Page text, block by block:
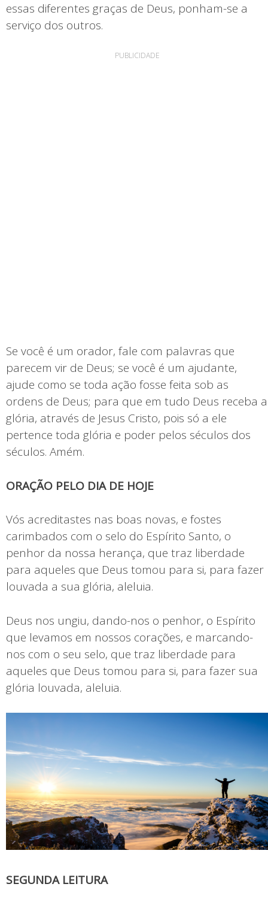
essas diferentes graças de Deus, ponham-se a
serviço dos outros.
PUBLICIDADE
Se você é um orador, fale com palavras que
parecem vir de Deus; se você é um ajudante,
ajude como se toda ação fosse feita sob as
ordens de Deus; para que em tudo Deus receba a
glória, através de Jesus Cristo, pois só a ele
pertence toda glória e poder pelos séculos dos
séculos. Amém.
ORAÇÃO PELO DIA DE HOJE
Vós acreditastes nas boas novas, e fostes
carimbados com o selo do Espírito Santo, o
penhor da nossa herança, que traz liberdade
para aqueles que Deus tomou para si, para fazer
louvada a sua glória, aleluia.
Deus nos ungiu, dando-nos o penhor, o Espírito
que levamos em nossos corações, e marcando-
nos com o seu selo, que traz liberdade para
aqueles que Deus tomou para si, para fazer sua
glória louvada, aleluia.
SEGUNDA LEITURA